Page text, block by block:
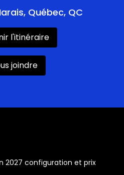
Québec, QC
l'itinéraire
joindre
2027 configuration et prix